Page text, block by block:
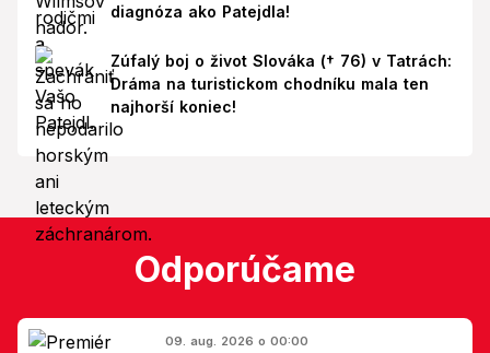
diagnóza ako Patejdla!
Zúfalý boj o život Slováka († 76) v Tatrách:
Dráma na turistickom chodníku mala ten
najhorší koniec!
Odporúčame
09. aug. 2026 o 00:00